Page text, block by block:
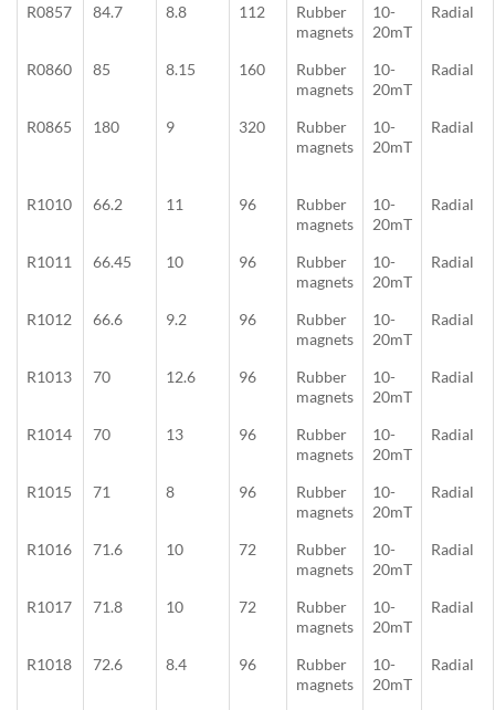
R0857 84.7 8.8 112
Rubber
magnets
10-
20mT
Radial
R0860 85 8.15 160
Rubber
magnets
10-
20mT
Radial
R0865 180 9 320
Rubber
magnets
10-
20mT
Radial
R1010 66.2 11 96
Rubber
magnets
10-
20mT
Radial
R1011 66.45 10 96
Rubber
magnets
10-
20mT
Radial
R1012 66.6 9.2 96
Rubber
magnets
10-
20mT
Radial
R1013 70 12.6 96
Rubber
magnets
10-
20mT
Radial
R1014 70 13 96
Rubber
magnets
10-
20mT
Radial
R1015 71 8 96
Rubber
magnets
10-
20mT
Radial
R1016 71.6 10 72
Rubber
magnets
10-
20mT
Radial
R1017 71.8 10 72
Rubber
magnets
10-
20mT
Radial
R1018 72.6 8.4 96
Rubber
magnets
10-
20mT
Radial